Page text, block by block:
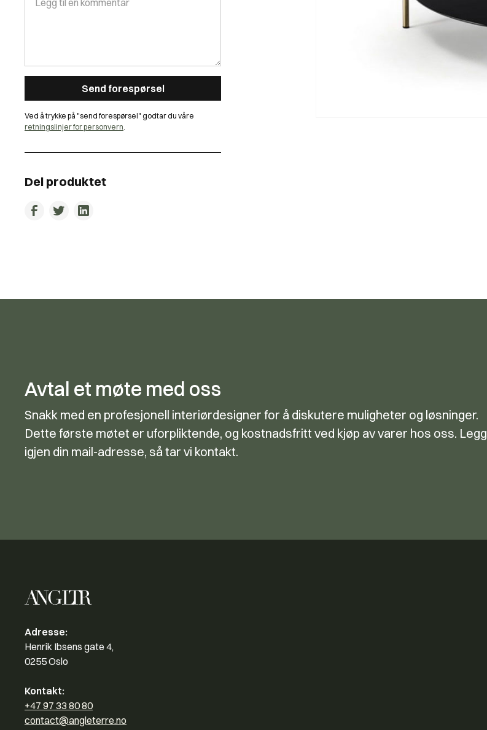
Ved å trykke på "send forespørsel" godtar du våre
retningslinjer for personvern
Del produktet
Avtal et møte med oss
Snakk med en profesjonell interiørdesigner for å diskutere muligheter og løsninger.
Dette første møtet er uforpliktende, og kostnadsfritt ved kjøp av varer hos oss. Legg
igjen din mail-adresse, så tar vi kontakt.
Adresse:
Henrik Ibsens gate 4,
0255 Oslo
Kontakt:
+47 97 33 80 80
contact@angleterre.no